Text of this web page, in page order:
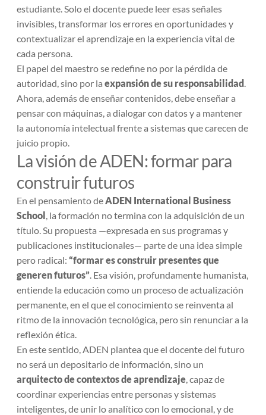
estudiante. Solo el docente puede leer esas señales
invisibles, transformar los errores en oportunidades y
contextualizar el aprendizaje en la experiencia vital de
cada persona.
El papel del maestro se redefine no por la pérdida de
autoridad, sino por la expansión de su responsabilidad.
Ahora, además de enseñar contenidos, debe enseñar a
pensar con máquinas, a dialogar con datos y a mantener
la autonomía intelectual frente a sistemas que carecen de
juicio propio.
La visión de ADEN: formar para
construir futuros
En el pensamiento deADEN International Business
School, la formación no termina con la adquisición de un
título. Su propuesta —expresada en sus programas y
publicaciones institucionales— parte de una idea simple
pero radical: “formar es construir presentes que
generen futuros”. Esa visión, profundamente humanista,
entiende la educación como un proceso de actualización
permanente, en el que el conocimiento se reinventa al
ritmo de la innovación tecnológica, pero sin renunciar a la
reflexión ética.
En este sentido, ADEN plantea que el docente del futuro
no será un depositario de información, sino un
arquitecto de contextos de aprendizaje, capaz de
coordinar experiencias entre personas y sistemas
inteligentes, de unir lo analítico con lo emocional, y de